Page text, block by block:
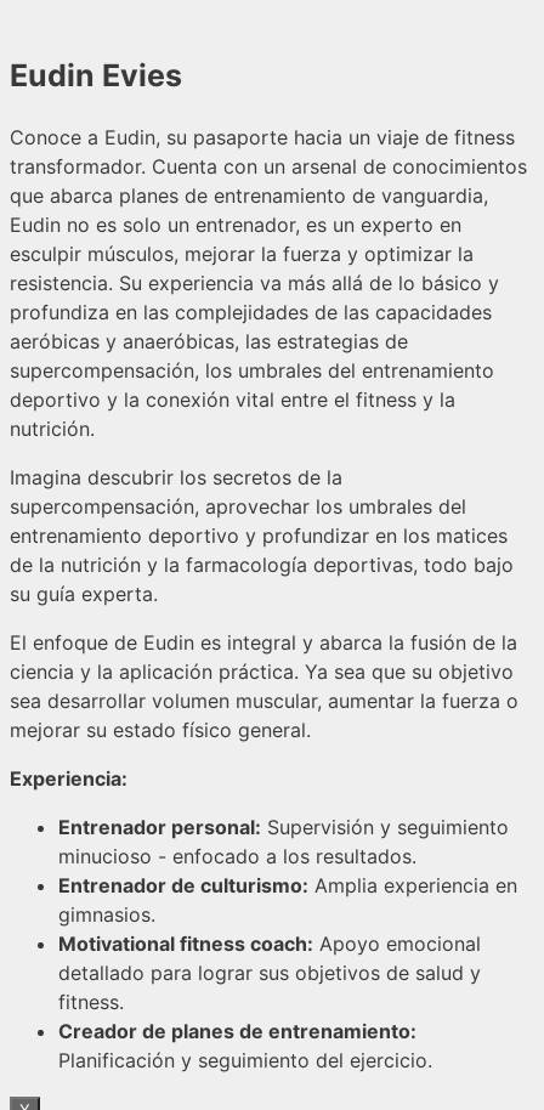
Eudin Evies
Conoce a Eudin, su pasaporte hacia un viaje de fitness
transformador. Cuenta con un arsenal de conocimientos
que abarca planes de entrenamiento de vanguardia,
Eudin no es solo un entrenador, es un experto en
esculpir músculos, mejorar la fuerza y optimizar la
resistencia. Su experiencia va más allá de lo básico y
profundiza en las complejidades de las capacidades
aeróbicas y anaeróbicas, las estrategias de
supercompensación, los umbrales del entrenamiento
deportivo y la conexión vital entre el fitness y la
nutrición.
Imagina descubrir los secretos de la
supercompensación, aprovechar los umbrales del
entrenamiento deportivo y profundizar en los matices
de la nutrición y la farmacología deportivas, todo bajo
su guía experta.
El enfoque de Eudin es integral y abarca la fusión de la
ciencia y la aplicación práctica. Ya sea que su objetivo
sea desarrollar volumen muscular, aumentar la fuerza o
mejorar su estado físico general.
Experiencia:
Entrenador personal: Supervisión y seguimiento
minucioso - enfocado a los resultados.
Entrenador de culturismo: Amplia experiencia en
gimnasios.
Motivational fitness coach: Apoyo emocional
detallado para lograr sus objetivos de salud y
fitness.
Creador de planes de entrenamiento:
Planificación y seguimiento del ejercicio.